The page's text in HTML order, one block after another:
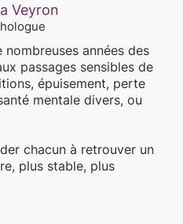
Veyron
nombreuses années des
passages sensibles de
épuisement, perte
mentale divers, ou
chacun à retrouver un
plus stable, plus